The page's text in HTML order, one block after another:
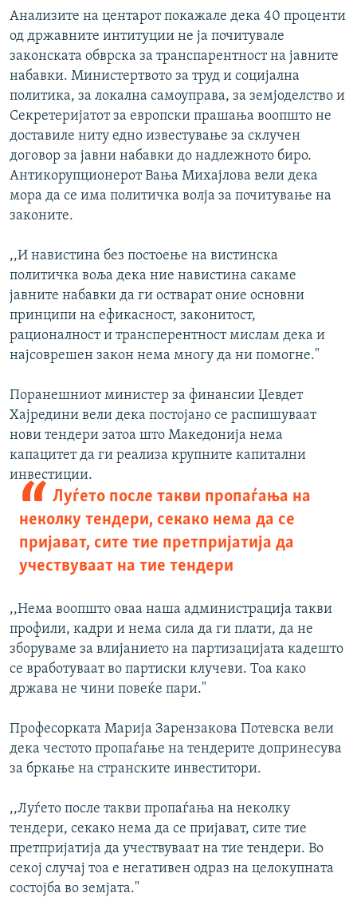
Анализите на центарот покажале дека 40 проценти
од државните интитуции не ја почитувале
законската обврска за транспарентност на јавните
набавки. Министертвото за труд и социјална
политика, за локална самоуправа, за земјоделство и
Секретеријатот за европски прашања воопшто не
доставиле ниту едно известување за склучен
договор за јавни набавки до надлежното биро.
Антикорупционерот Вања Михајлова вели дека
мора да се има политичка волја за почитување на
законите.
,,И навистина без постоење на вистинска
политичка воља дека ние навистина сакаме
јавните набавки да ги остварат оние основни
принципи на ефикасност, законитост,
рационалност и трансперентност мислам дека и
најсоврешен закон нема многу да ни помогне."
Поранешниот министер за финансии Џевдет
Хајредини вели дека постојано се распишуваат
нови тендери затоа што Македонија нема
капацитет да ги реализа крупните капитални
инвестиции.
Луѓето после такви пропаѓања на
неколку тендери, секако нема да се
пријават, сите тие претпријатија да
учествуваат на тие тендери
,,Нема воопшто оваа наша администрација такви
профили, кадри и нема сила да ги плати, да не
зборуваме за влијанието на партизацијата кадешто
се вработуваат во партиски клучеви. Тоа како
држава не чини повеќе пари."
Професорката Марија Зарензакова Потевска вели
дека честото пропаѓање на тендерите допринесува
за бркање на странските инвеститори.
,,Луѓето после такви пропаѓања на неколку
тендери, секако нема да се пријават, сите тие
претпријатија да учествуваат на тие тендери. Во
секој случај тоа е негативен одраз на целокупната
состојба во земјата."